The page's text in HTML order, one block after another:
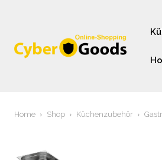
Home Shop Küchenzubehör